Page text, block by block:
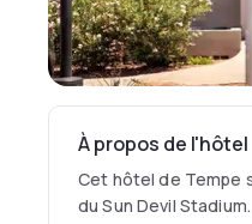
À propos de l'hôtel
Cet hôtel de Tempe
du Sun Devil Stadium.